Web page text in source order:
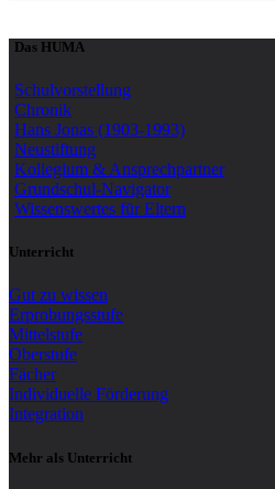
Das HUMA
Schulvorstellung
Chronik
Hans Jonas (1903-1993)
Neustiftung
Kollegium & Ansprechpartner
Grundschul-Navigator
Wissenswertes für Eltern
Unterricht
Gut zu wissen
Erprobungsstufe
Mittelstufe
Oberstufe
Fächer
Individuelle Förderung
Integration
Mehr als Unterricht